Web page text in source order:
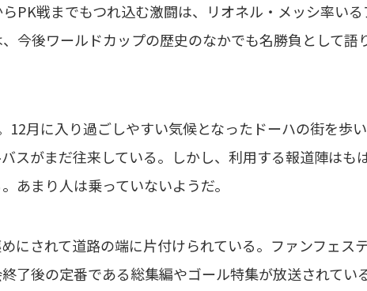
PK戦までもつれ込む激闘は、リオネル・メッシ率い
今後ワールドカップの歴史のなかでも名勝負として語
月に入り過ごしやすい気候となったドーハの街を歩
スがまだ往来している。しかし、利用する報道陣はも
あまり人は乗っていないようだ。
にされて道路の端に片付けられている。ファンフェス
了後の定番である総集編やゴール特集が放送されてい